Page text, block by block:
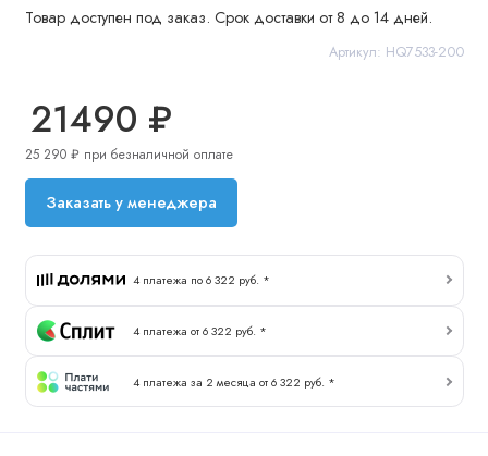
Товар доступен под заказ. Срок доставки от 8 до 14 дней.
Артикул: HQ7533-200
21490 ₽
25 290 ₽ при безналичной оплате
Заказать у менеджера
4 платежа по 6 322 руб. *
4 платежа от 6 322 руб. *
4 платежа за 2 месяца от 6 322 руб. *